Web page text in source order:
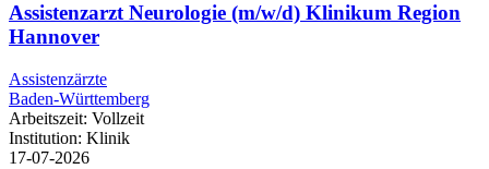
Assistenzarzt Neurologie (m/w/d) Klinikum Region
Hannover
Assistenzärzte
Baden-Württemberg
Arbeitszeit: Vollzeit
Institution: Klinik
17-07-2026